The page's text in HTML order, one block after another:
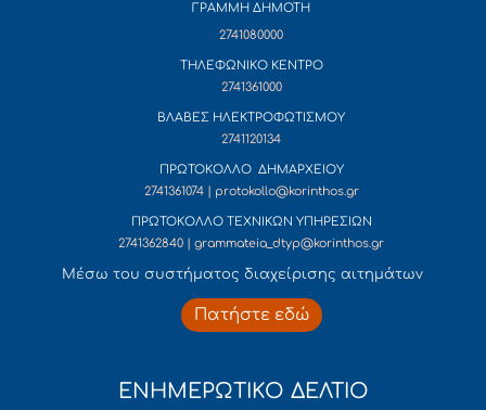
ΓΡΑΜΜΗ ΔΗΜΟΤΗ
2741080000
ΤΗΛΕΦΩΝΙΚΟ ΚΕΝΤΡΟ
2741361000
ΒΛΑΒΕΣ ΗΛΕΚΤΡΟΦΩΤΙΣΜΟΥ
2741120134
ΠΡΩΤΟΚΟΛΛΟ ΔΗΜΑΡΧΕΙΟΥ
2741361074 | protokollo@korinthos.gr
ΠΡΩΤΟΚΟΛΛΟ ΤΕΧΝΙΚΩΝ ΥΠΗΡΕΣΙΩΝ
2741362840 | grammateia_dtyp@korinthos.gr
Mέσω του συστήματος διαχείρισης αιτημάτων
Πατήστε εδώ
ΕΝΗΜΕΡΩΤΙΚΟ ΔΕΛΤΙΟ